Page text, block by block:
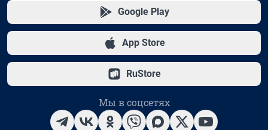
Google Play
App Store
RuStore
Мы в соцсетях